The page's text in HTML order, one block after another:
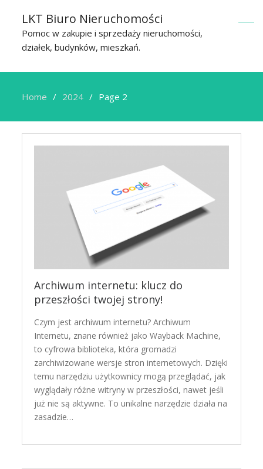
LKT Biuro Nieruchomości
Pomoc w zakupie i sprzedaży nieruchomości,
działek, budynków, mieszkań.
Home 2024 Page 2
Archiwum internetu: klucz do
przeszłości twojej strony!
Czym jest archiwum internetu? Archiwum
Internetu, znane również jako Wayback Machine,
to cyfrowa biblioteka, która gromadzi
zarchiwizowane wersje stron internetowych. Dzięki
temu narzędziu użytkownicy mogą przeglądać, jak
wyglądały różne witryny w przeszłości, nawet jeśli
już nie są aktywne. To unikalne narzędzie działa na
zasadzie…